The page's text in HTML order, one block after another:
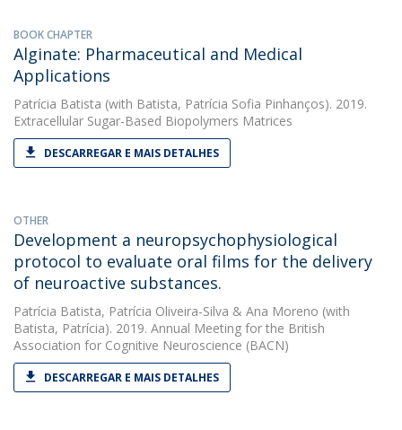
BOOK CHAPTER
Alginate: Pharmaceutical and Medical
Applications
Patrícia Batista (with Batista, Patrícia Sofia Pinhanços). 2019.
Extracellular Sugar-Based Biopolymers Matrices
DESCARREGAR E MAIS DETALHES
OTHER
Development a neuropsychophysiological
protocol to evaluate oral films for the delivery
of neuroactive substances.
Patrícia Batista, Patrícia Oliveira-Silva & Ana Moreno (with
Batista, Patrícia). 2019. Annual Meeting for the British
Association for Cognitive Neuroscience (BACN)
DESCARREGAR E MAIS DETALHES